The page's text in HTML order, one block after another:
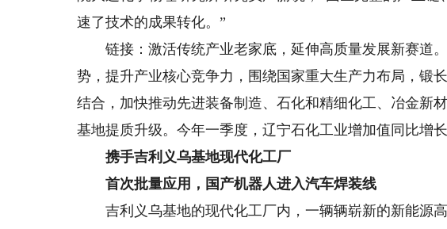
速了技术的成果转化。”
链接：激活传统产业老家底，延伸高质量发展新赛道
势，提升产业核心竞争力，围绕国家重大生产力布局，锻
结合，加快推动先进装备制造、石化和精细化工、冶金新
基地提质升级。今年一季度，辽宁石化工业增加值同比增长
携手吉利义乌基地现代化工厂
首次批量应用，国产机器人进入汽车焊装线
吉利义乌基地的现代化工厂内，一辆辆崭新的新能源